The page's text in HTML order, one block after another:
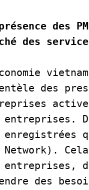
des
des
des
entreprises.
enregistrées
Network).
entreprises,
des